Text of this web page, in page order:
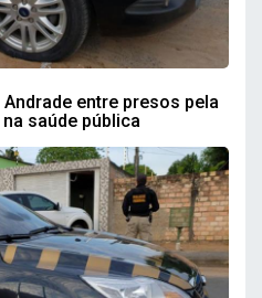
entre presos pela
saúde pública